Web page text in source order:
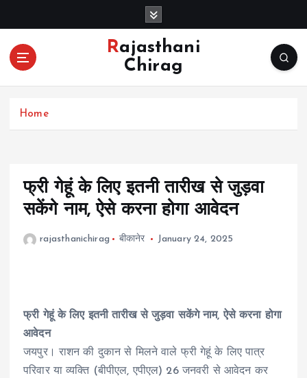
o
Rajasthani
Chirag
Home
फ्री गेहूं के लिए इतनी तारीख से जुड़वा
सकेंगे नाम, ऐसे करना होगा आवेदन
rajasthanichirag बीकानेर January 24, 2025
फ्री गेहूं के लिए इतनी तारीख से जुड़वा सकेंगे नाम, ऐसे करना होगा
आवेदन
जयपुर। राशन की दुकान से मिलने वाले फ्री गेहूं के लिए पात्र
परिवार या व्यक्ति (बीपीएल, एपीएल) 26 जनवरी से आवेदन कर